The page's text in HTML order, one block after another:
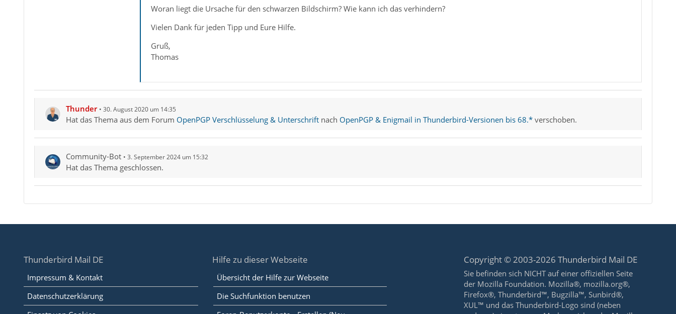
Woran liegt die Ursache für den schwarzen Bildschirm? Wie kann ich das verhindern?
Vielen Dank für jeden Tipp und Eure Hilfe.
Gruß,
Thomas
Thunder 30. August 2020 um 14:35
Hat das Thema aus dem Forum OpenPGP Verschlüsselung & Unterschriftnach OpenPGP & Enigmail in Thunderbird-Versionen bis 68.*verschoben.
Community-Bot 3. September 2024 um 15:32
Hat das Thema geschlossen.
Thunderbird Mail DE
Impressum & Kontakt
Datenschutzerklärung
Hilfe zu dieser Webseite
Übersicht der Hilfe zur Webseite
Die Suchfunktion benutzen
Copyright © 2003-2026 Thunderbird Mail DE
Sie befinden sich NICHT auf einer offiziellen Seite
der Mozilla Foundation. Mozilla®, mozilla.org®,
Firefox®, Thunderbird™, Bugzilla™, Sunbird®,
XUL™ und das Thunderbird-Logo sind (neben